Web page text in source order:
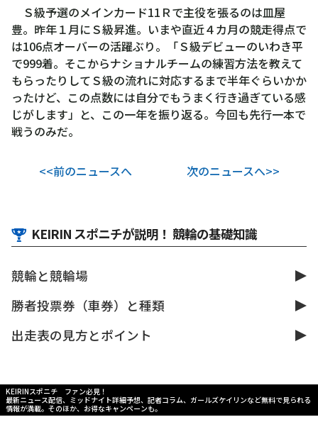
Ｓ級予選のメインカード11Ｒで主役を張るのは皿屋
豊。昨年１月にＳ級昇進。いまや直近４カ月の競走得点で
は106点オーバーの活躍ぶり。「Ｓ級デビューのいわき平
で999着。そこからナショナルチームの練習方法を教えて
もらったりしてＳ級の流れに対応するまで半年ぐらいかか
ったけど、この点数には自分でもうまく行き過ぎている感
じがします」と、この一年を振り返る。今回も先行一本で
戦うのみだ。
<<前のニュースへ 次のニュースへ>>
KEIRIN スポニチが説明！ 競輪の基礎知識
競輪と競輪場
勝者投票券（車券）と種類
出走表の見方とポイント
KEIRINスポニチ ファン必見！
最新ニュース配信、ミッドナイト詳細予想、記者コラム、ガールズケイリンなど無料で見られる
情報が満載。そのほか、お得なキャンペーンも。